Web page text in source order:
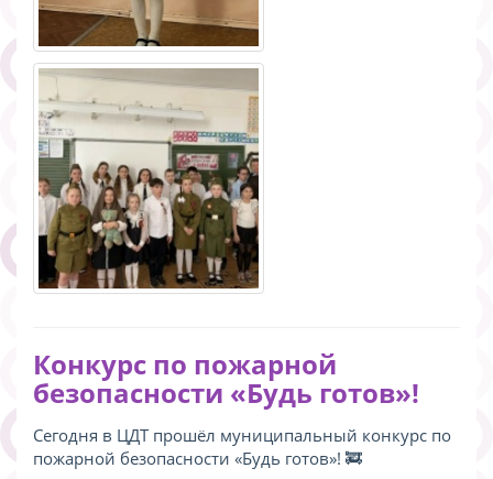
Конкурс по пожарной
безопасности «Будь готов»!
Сегодня в ЦДТ прошёл муниципальный конкурс по
пожарной безопасности «Будь готов»! 🚒